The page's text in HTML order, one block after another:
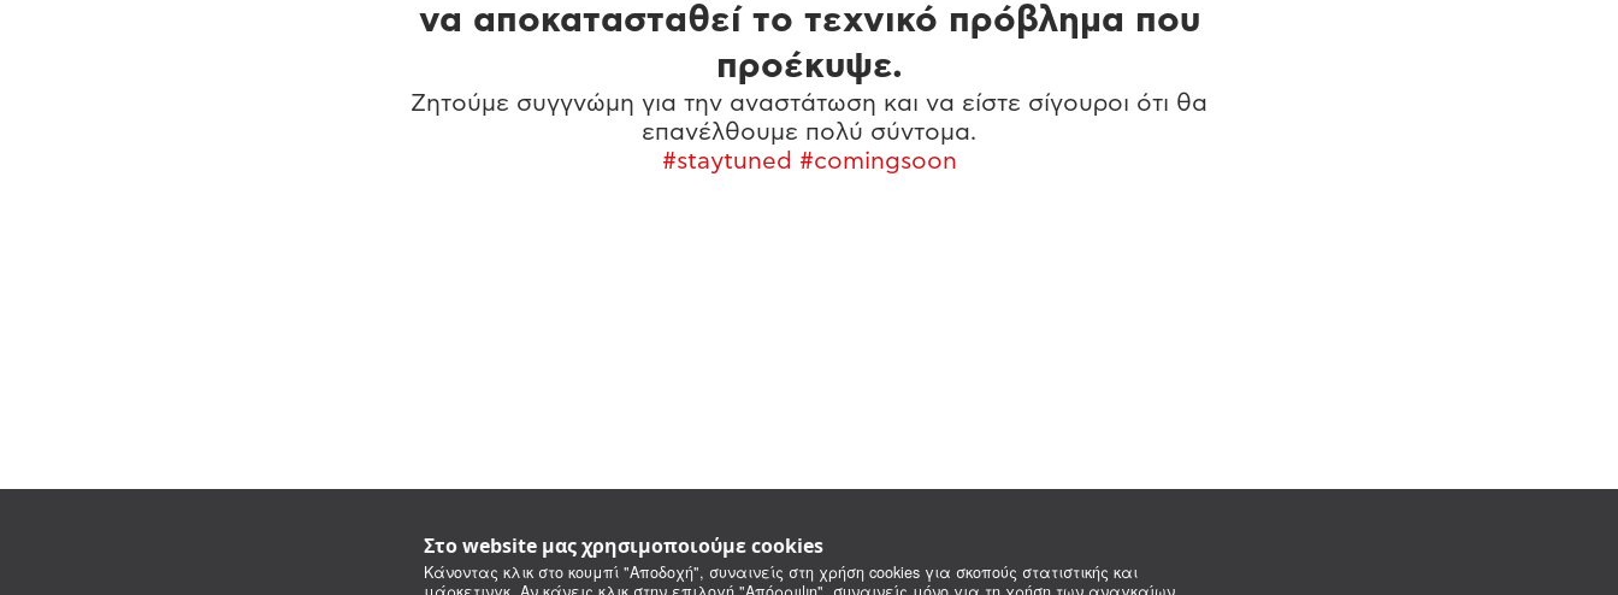
Στο website μας χρησιμοποιούμε cookies
Κάνοντας κλικ στο κουμπί "Αποδοχή", συναινείς στη χρήση cookies για σκοπούς στατιστικής και
να αποκατασταθεί το τεχνικό πρόβλημα που
προέκυψε.
Ζητούμε συγγνώμη για την αναστάτωση και να είστε σίγουροι ότι θα
επανέλθουμε πολύ σύντομα.
#staytuned #comingsoon